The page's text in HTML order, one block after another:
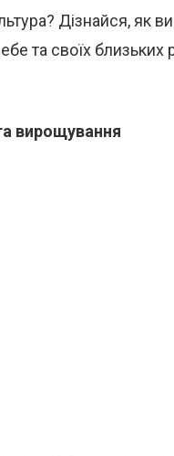
Дізнайся, як
та своїх близьких
вирощування